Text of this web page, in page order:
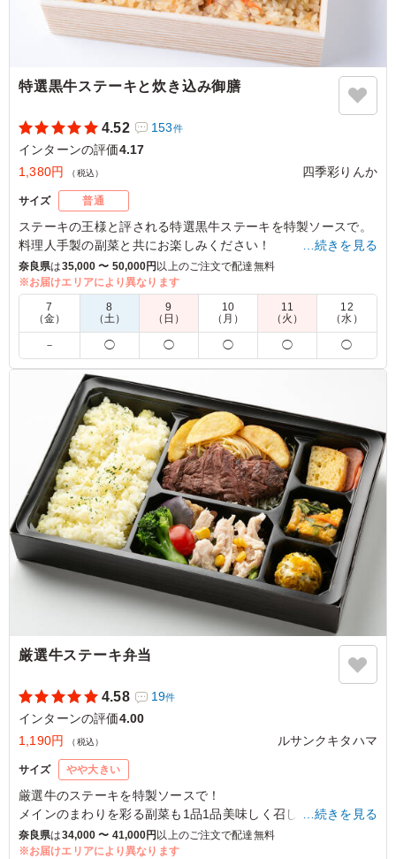
特選黒牛ステーキと炊き込み御膳
4.52 153件
インターンの評価4.17
1,380円
（税込） 四季彩りんか
サイズ 普通
ステーキの王様と評される特選黒牛ステーキを特製ソースで。
料理人手製の副菜と共にお楽しみください！
※特製ソースは別添えとなっています。
5.0
ボリュームは丁度良く、バランスの良いおかずとごはんの
味付けで最後まで飽きずに食べられます。 年代を問わず
食べやすい内容のため、おすすめです。 またお願いいた
します。
ご利用シーン：懇親会›インターン
大阪府大阪市北区角田町2022/12/13
…続きを見る
奈良県は35,000 〜 50,000円以上のご注文で配達無料
※お届けエリアにより異なります
7
（金）
8
（土）
9
（日）
10
（月）
11
（火）
12
（水）
－ ◯ ◯ ◯ ◯ ◯
厳選牛ステーキ弁当
4.58 19件
インターンの評価4.00
1,190円
（税込） ルサンクキタハマ
サイズ やや大きい
厳選牛のステーキを特製ソースで！
メインのまわりを彩る副菜も1品1品美味しく召し上がって頂け
る様工夫しました。
…続きを見る
奈良県は34,000 〜 41,000円 以上のご注文で配達無料
※お届けエリアにより異なります